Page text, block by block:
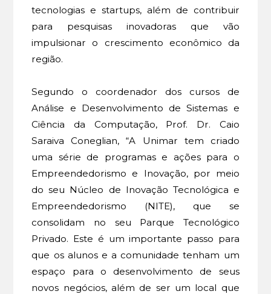
tecnologias e startups, além de contribuir
para pesquisas inovadoras que vão
impulsionar o crescimento econômico da
região.
Segundo o coordenador dos cursos de
Análise e Desenvolvimento de Sistemas e
Ciência da Computação, Prof. Dr. Caio
Saraiva Coneglian, “A Unimar tem criado
uma série de programas e ações para o
Empreendedorismo e Inovação, por meio
do seu Núcleo de Inovação Tecnológica e
Empreendedorismo (NITE), que se
consolidam no seu Parque Tecnológico
Privado. Este é um importante passo para
que os alunos e a comunidade tenham um
espaço para o desenvolvimento de seus
novos negócios, além de ser um local que